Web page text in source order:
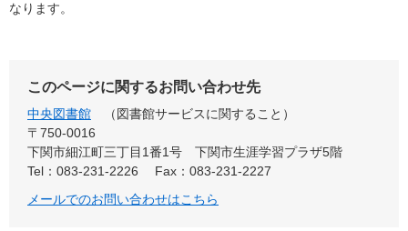
なります。
このページに関するお問い合わせ先
中央図書館
図書館サービスに関すること
〒750-0016
下関市細江町三丁目1番1号 下関市生涯学習プラザ5階
Tel：083-231-2226
Fax：083-231-2227
メールでのお問い合わせはこちら